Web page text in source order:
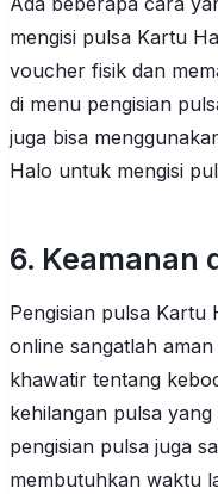
mengisi pulsa Kartu
voucher fisik dan
di menu pengisian
juga bisa
Halo untuk mengisi
6. Keamanan
Pengisian pulsa Kartu
online sangatlah
khawatir tentang
kehilangan pulsa
pengisian pulsa juga
membutuhkan waktu